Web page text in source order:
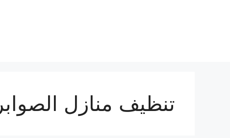
تنظيف منازل الصوابر